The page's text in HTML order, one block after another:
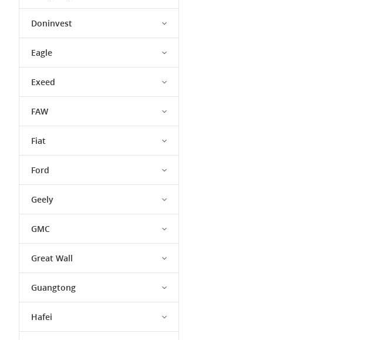
Doninvest
Eagle
Exeed
FAW
Fiat
Ford
Geely
GMC
Great Wall
Guangtong
Hafei